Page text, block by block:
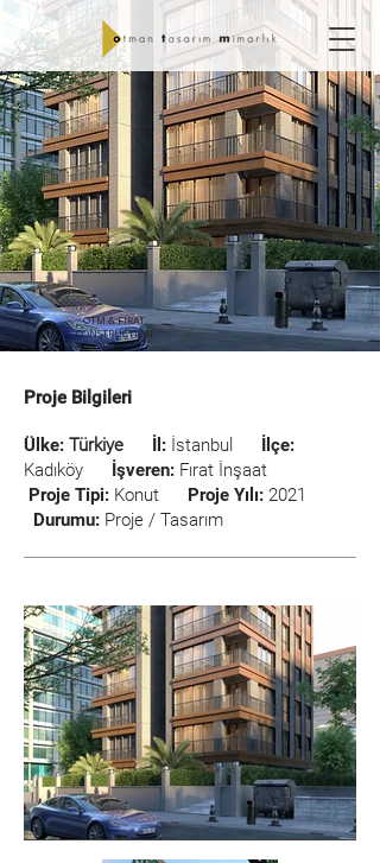
OTM & FIRAT
CONSTRUCTION
Proje Bilgileri
Ülke: Türkiye İl: İstanbul İlçe:
Kadıköy
İşveren: Fırat İnşaat
Proje Tipi: Konut Proje Yılı: 2021
Durumu: Proje / Tasarım